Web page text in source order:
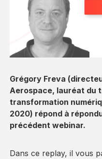
Grégory Freva
Aerospace, lauréat du
transformation
2020) répond à
précédent webinar.
Dans ce replay, il vous